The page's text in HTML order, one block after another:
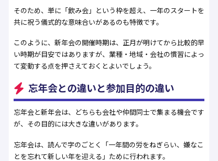
そのため、単に「飲み会」という枠を超え、一年のスタートを
共に祝う儀式的な意味合いがあるのも特徴です。
このように、新年会の開催時期は、正月が明けてから比較的早
い時期が目安ではありますが、業種・地域・会社の慣習によっ
て変動する点を押さえておくとよいでしょう。
忘年会との違いと参加目的の違い
忘年会と新年会は、どちらも会社や仲間同士で集まる機会です
が、その目的には大きな違いがあります。
忘年会は、読んで字のごとく「一年間の労をねぎらい、嫌なこ
とを忘れて新しい年を迎える」ために行われます。